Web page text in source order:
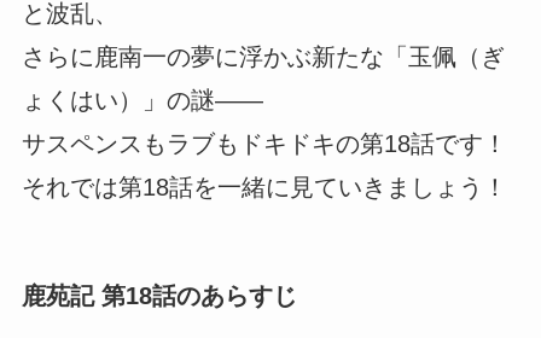
と波乱、
さらに鹿南一の夢に浮かぶ新たな「玉佩（ぎ
ょくはい）」の謎――
サスペンスもラブもドキドキの第18話です！
それでは第18話を一緒に見ていきましょう！
鹿苑記 第18話のあらすじ